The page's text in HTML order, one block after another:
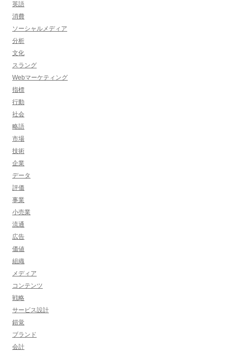
英語
消費
ソーシャルメディア
分析
文化
スラング
Webマーケティング
指標
行動
社会
略語
市場
技術
企業
データ
評価
事業
小売業
流通
広告
価値
組織
メディア
コンテンツ
戦略
サービス設計
錯覚
ブランド
会計